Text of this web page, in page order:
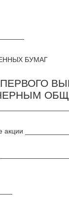
БУМАГ
ПЕРВОГО